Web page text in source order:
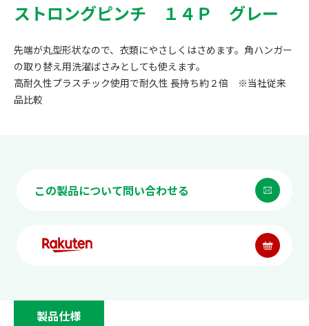
ストロングピンチ １４Ｐ グレー
先端が丸型形状なので、衣類にやさしくはさめます。角ハンガー
の取り替え用洗濯ばさみとしても使えます。
高耐久性プラスチック使用で耐久性 長持ち約２倍 ※当社従来
品比較
製品仕様
この製品について問い合わせる